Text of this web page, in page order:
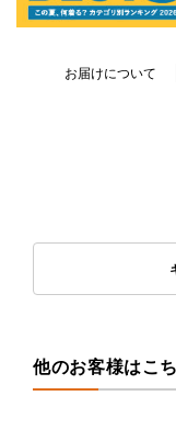
お届けについて
他のお客様はこ